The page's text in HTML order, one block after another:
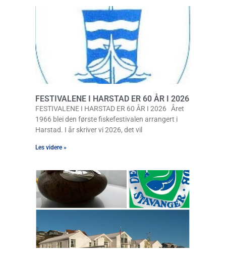
FESTIVALENE I HARSTAD ER 60 ÅR I 2026
FESTIVALENE I HARSTAD ER 60 ÅR I 2026 Året
1966 blei den første fiskefestivalen arrangert i
Harstad. I år skriver vi 2026, det vil
Les videre »